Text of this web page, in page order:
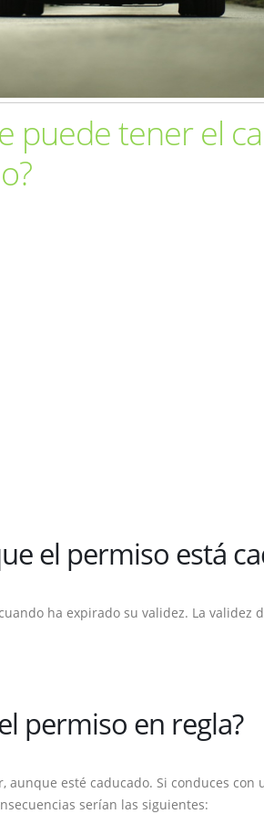
puede tener el
el permiso está
ha expirado su validez. La validez
permiso en regla?
esté caducado. Si conduces
serían las siguientes: